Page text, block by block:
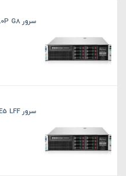
سرور HP ProLiant DL380P G8
سرور HP ProLiant DL380p G8 E5 LFF